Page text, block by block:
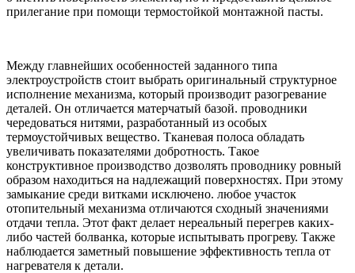
прилегание при помощи термостойкой монтажной пасты.
Между главнейших особенностей заданного типа
электроустройств стоит выбрать оригинальный структурное
исполнение механизма, который производит разогревание
деталей. Он отличается матерчатый базой. проводники
чередоваться нитями, разработанный из особых
термоустойчивых вещество. Тканевая полоса обладать
увеличивать показателями добротность. Такое
конструктивное производство дозволять проводнику ровный
образом находиться на надлежащий поверхностях. При этому
замыкание среди витками исключено. любое участок
отопительный механизма отличаются сходный значениями
отдачи тепла. Этот факт делает нереальный перегрев каких-
либо частей болванка, которые испытывать прогреву. Также
наблюдается заметный повышение эффективность тепла от
нагревателя к детали.